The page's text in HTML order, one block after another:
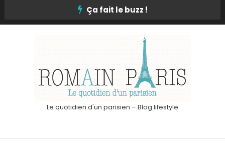
Ça fait le buzz !
Le quotidien d'un parisien – Blog lifestyle